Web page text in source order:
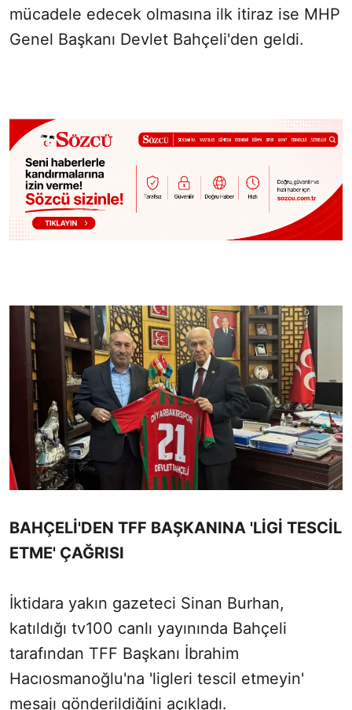
mücadele edecek olmasına ilk itiraz ise MHP
Genel Başkanı Devlet Bahçeli'den geldi.
BAHÇELİ'DEN TFF BAŞKANINA 'LİGİ TESCİL
ETME' ÇAĞRISI
İktidara yakın gazeteci Sinan Burhan,
katıldığı tv100 canlı yayınında Bahçeli
tarafından TFF Başkanı İbrahim
Hacıosmanoğlu'na 'ligleri tescil etmeyin'
mesajı gönderildiğini açıkladı.